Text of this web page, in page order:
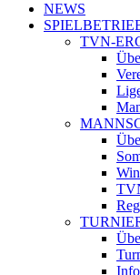
NEWS
TVN-